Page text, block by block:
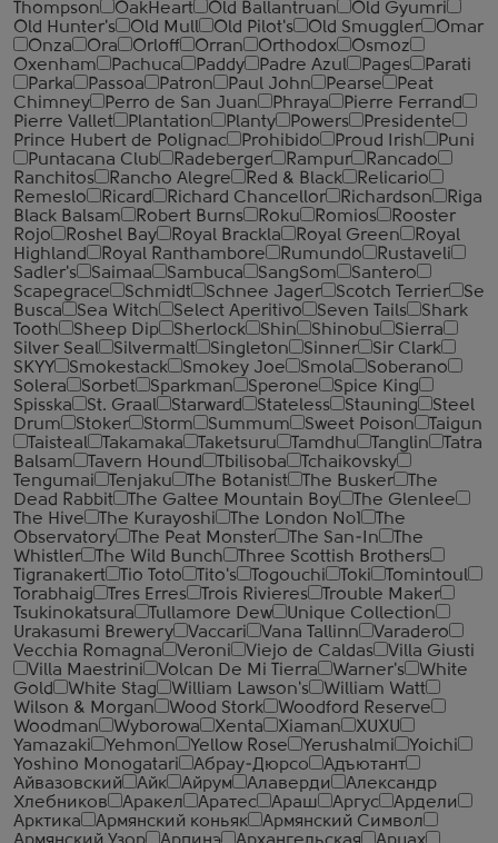
Thompson
OakHeart Old Ballantruan
Old Gyumri
Old Hunter's
Old Mull Old Pilot's Old Smuggler
Omar
Onza
Ora Orloff Orran Orthodox
Osmoz
Oxenham
Pachuca Paddy Padre Azul Pages
Parati
Parka
Passoa Patron Paul John Pearse
Peat
Chimney
Perro de San Juan Phraya
Pierre Ferrand
Pierre Vallet
Plantation Planty Powers
Presidente
Prince Hubert de Polignac
Prohibido Proud Irish
Puni
Puntacana Club
Radeberger Rampur
Rancado
Ranchitos
Rancho Alegre Red & Black
Relicario
Remeslo
Ricard Richard Chancellor Richardson
Riga
Black Balsam
Robert Burns Roku Romios
Rooster
Rojo
Roshel Bay Royal Brackla Royal Green
Royal
Highland
Royal Ranthambore Rumundo
Rustaveli
Sadler's
Saimaa Sambuca SangSom
Santero
Scapegrace
Schmidt Schnee Jager Scotch Terrier
Se
Busca
Sea Witch Select Aperitivo Seven Tails
Shark
Tooth
Sheep Dip Sherlock Shin Shinobu
Sierra
Silver Seal
Silvermalt Singleton Sinner
Sir Clark
SKYY
Smokestack Smokey Joe Smola
Soberano
Solera
Sorbet Sparkman Sperone
Spice King
Spisska
St. Graal Starward Stateless Stauning
Steel
Drum
Stoker Storm Summum Sweet Poison
Taigun
Taisteal
Takamaka Taketsuru Tamdhu Tanglin
Tatra
Balsam
Tavern Hound Tbilisoba
Tchaikovsky
Tengumai
Tenjaku The Botanist The Busker
The
Dead Rabbit
The Galtee Mountain Boy
The Glenlee
The Hive
The Kurayoshi The London №1
The
Observatory
The Peat Monster The San-In
The
Whistler
The Wild Bunch
Three Scottish Brothers
Tigranakert
Tio Toto Tito's Togouchi Toki
Tomintoul
Torabhaig
Tres Erres Trois Rivieres
Trouble Maker
Tsukinokatsura
Tullamore Dew
Unique Collection
Urakasumi Brewery
Vaccari Vana Tallinn
Varadero
Vecchia Romagna
Veroni Viejo de Caldas
Villa Giusti
Villa Maestrini
Volcan De Mi Tierra Warner's
White
Gold
White Stag William Lawson's
William Watt
Wilson & Morgan
Wood Stork
Woodford Reserve
Woodman
Wyborowa Xenta Xiaman
XUXU
Yamazaki
Yehmon Yellow Rose Yerushalmi
Yoichi
Yoshino Monogatari
Абрау-Дюрсо
Адъютант
Айвазовский
Айк Айрум Алаверди
Александр
Хлебников
Аракел Аратес Араш Аргус
Ардели
Арктика
Армянский коньяк
Армянский Символ